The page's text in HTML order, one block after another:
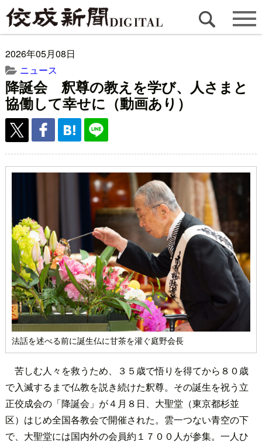
2026年05月08日
ニュース
降誕会 釈尊の教えを学び、人さまと
協働して幸せに（動画あり）
法話を述べる前に誕生仏に甘茶を灌ぐ庭野会長
苦しむ人々を救うため、３５歳で悟りを得てから８０歳
で入滅するまで仏教を説き続けた釈尊。その誕生を祝う立
正佼成会の「降誕会」が４月８日、大聖堂（東京都杉並
区）はじめ全国各教会で開催された。雲一つない青空の下
で、大聖堂には国内外の会員約１７００人が参集。一人ひ